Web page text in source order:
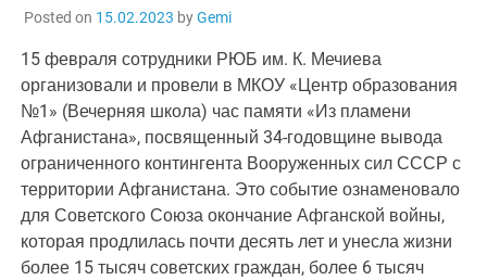
Posted on 15.02.2023 byGemi
15 февраля сотрудники РЮБ им. К. Мечиева
организовали и провели в МКОУ «Центр образования
№1» (Вечерняя школа) час памяти «Из пламени
Афганистана», посвященный 34-годовщине вывода
ограниченного контингента Вооруженных сил СССР с
территории Афганистана. Это событие ознаменовало
для Советского Союза окончание Афганской войны,
которая продлилась почти десять лет и унесла жизни
более 15 тысяч советских граждан, более 6 тысяч